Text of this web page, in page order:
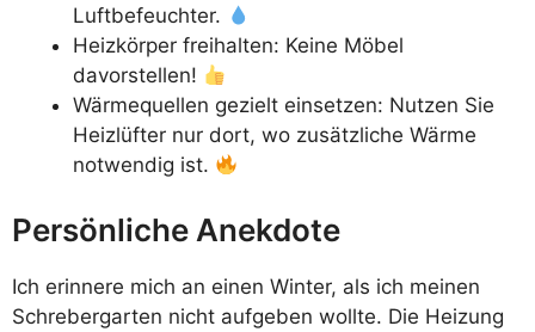
Luftbefeuchter.
Heizkörper freihalten: Keine Möbel
davorstellen!
Wärmequellen gezielt einsetzen: Nutzen Sie
Heizlüfter nur dort, wo zusätzliche Wärme
notwendig ist.
Persönliche Anekdote
Ich erinnere mich an einen Winter, als ich meinen
Schrebergarten nicht aufgeben wollte. Die Heizung